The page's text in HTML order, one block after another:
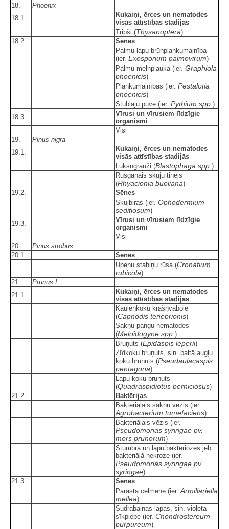
18.
Phoenix
18.1.
Kukaiņi, ērces un nematodes
visās attīstības stadijās
Tripši (Thysanoptera)
18.2.
Sēnes
Palmu lapu brūnplankumainība
(ier. Exosporium palmovirum)
Palmu melnplauka (ier. Graphiola
phoenicis)
Plankumainības (ier. Pestalotia
phoenicis)
Stublāju puve (ier. Pythium spp. )
18.3.
Vīrusi un vīrusiem līdzīgie
organismi
Visi
19.
Pinus nigra
19.1.
Kukaiņi, ērces un nematodes
visās attīstības stadijās
Lūksngrauži (Blastophaga spp. )
Rūsganais skuju tinējs
(Rhyacionia buoliana)
19.2.
Sēnes
Skujbiras (ier. Ophodermium
seditiosum)
19.3.
Vīrusi un vīrusiem līdzīgie
organismi
Visi
20.
Pinus strobus
20.1.
Sēnes
Upeņu stabiņu rūsa (Cronatium
rubicola)
21.
Prunus L.
21.1.
Kukaiņi, ērces un nematodes
visās attīstības stadijās
Kauleņkoku krāšņvabole
(Capnodis tenebrionis)
Sakņu pangu nematodes
(Meloidogyne spp. )
Bruņuts (Epidaspis leperii)
Zīdkoku bruņuts, sin. baltā augļu
koku bruņuts (Pseudaulacaspis
pentagona)
Lapu koku bruņuts
(Quadraspidiotus perniciosus)
21.2.
Baktērijas
Bakteriālais sakņu vēzis (ier.
Agrobacterium tumefaciens)
Bakteriālais vēzis (ier.
Pseudomonas syringae pv.
mors prunorum)
Stumbra un lapu bakteriozes jeb
bakteriālā nekroze (ier.
Pseudomonas syringae pv.
syringae)
21.3.
Sēnes
Parastā celmene (ier. Armillariella
mellea)
Sudrabainās lapas, sin. violetā
sīkpiepe (ier. Chondrostereum
purpureum)